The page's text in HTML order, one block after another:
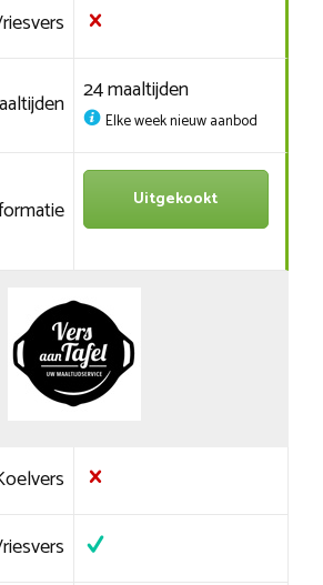
24 maaltijden
Elke week nieuw aanbod
Uitgekookt